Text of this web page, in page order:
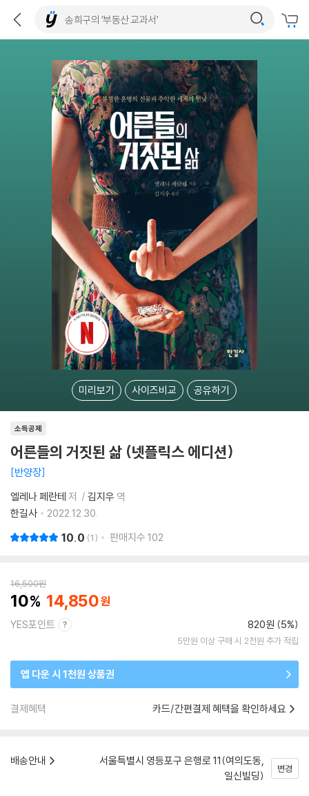
미리보기 사이즈비교 공유하기
소득공제
어른들의 거짓된 삶 (넷플릭스 에디션)
반양장
엘레나 페란테 저 김지우 역
한길사
2022.12.30.
10.0 1 판매지수 102
16,500원
10 14,850
YES포인트 820원 (5%)
5만원 이상 구매 시 2천원 추가 적립
앱 다운 시 1천원 상품권
결제혜택 카드/간편결제 혜택을 확인하세요
배송안내
서울특별시 영등포구 은행로 11(여의도동,
일신빌딩)
변경